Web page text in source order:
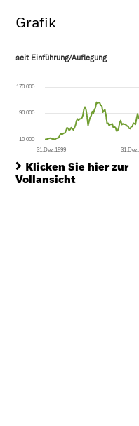
Grafik
seit Einführung/Auflegung
The chart has 1 X axis
The chart has 1 Y axis
seit Einführung/Auflegung
31.Dez.1999
10 000
90 000
170 000
Klicken Sie hier zur
Vollansicht